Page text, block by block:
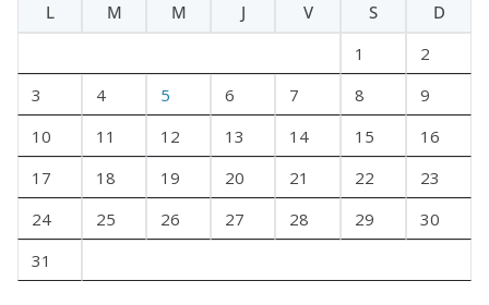
U
F
S
L
M M J V S
D
1
2
3
4 5 6 7 8
9
10
11 12 13 14 15
16
17
18 19 20 21 22
23
24
25 26 27 28 29
30
31